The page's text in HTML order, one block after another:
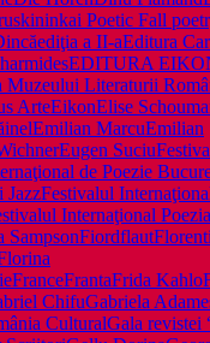
Poetic Fall
ediţia a II-aEditura
EDITURA
Muzeului Literaturii
ArteEikonElise
Emilian MarcuEmilian
Eugen Suciu
de Poezie
JazzFestivalul
Internaţional
SampsonFiordflaut
FranceFrantaFrida Kahlo
ChifuGabriela
CulturalGala revistei